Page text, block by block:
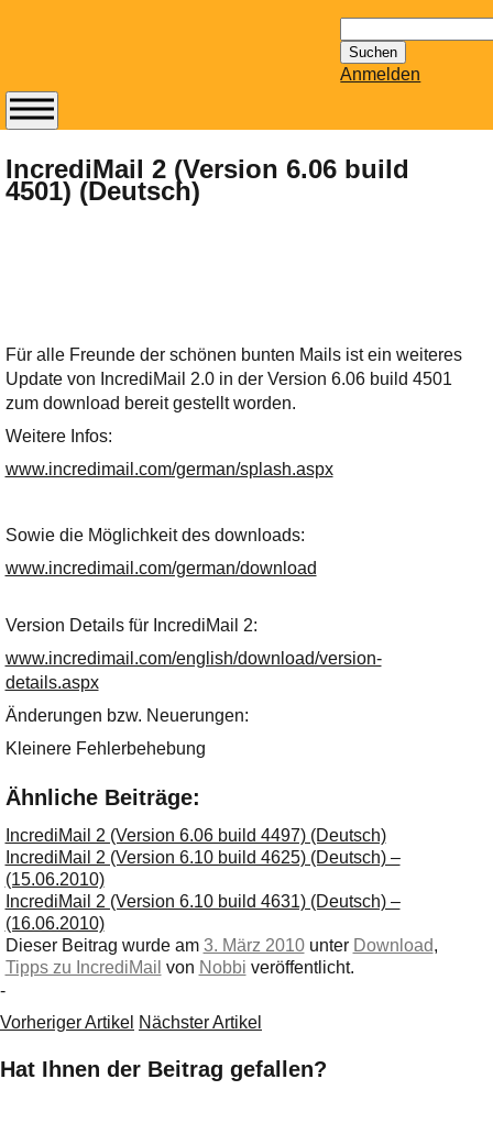
nach:
Anmelden
IncrediMail 2 (Version 6.06 build
4501) (Deutsch)
Für alle Freunde der schönen bunten Mails ist ein weiteres
Update von IncrediMail 2.0 in der Version 6.06 build 4501
zum download bereit gestellt worden.
Weitere Infos:
www.incredimail.com/german/splash.aspx
Sowie die Möglichkeit des downloads:
www.incredimail.com/german/download
Version Details für IncrediMail 2:
www.incredimail.com/english/download/version-
details.aspx
Änderungen bzw. Neuerungen:
Kleinere Fehlerbehebung
Ähnliche Beiträge:
IncrediMail 2 (Version 6.06 build 4497) (Deutsch)
IncrediMail 2 (Version 6.10 build 4625) (Deutsch) –
(15.06.2010)
IncrediMail 2 (Version 6.10 build 4631) (Deutsch) –
(16.06.2010)
Dieser Beitrag wurde am 3. März 2010unter Download,
Tipps zu IncrediMail von Nobbi veröffentlicht.
-
Vorheriger Artikel Nächster Artikel
Hat Ihnen der Beitrag gefallen?
Abonnieren Sie den
14-tägig
erscheinenden
Newsletter von
bereithält!
Wie z.B. Outlook,
GMail, Thunderbird
oder auch
KuNoMail, usw.
Adresse:
E-Mail
E-Mail bestätigen